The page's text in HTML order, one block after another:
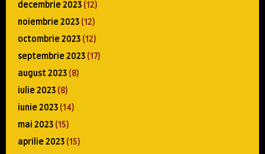
decembrie 2023 (12)
noiembrie 2023 (12)
octombrie 2023 (12)
septembrie 2023 (17)
august 2023 (8)
iulie 2023 (8)
iunie 2023 (14)
mai 2023 (15)
aprilie 2023 (15)